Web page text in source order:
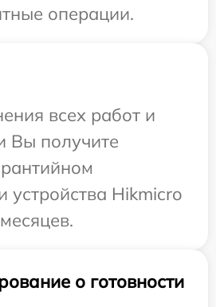
операции.
всех работ и
Вы получите
устройства Hikmicro
о готовности